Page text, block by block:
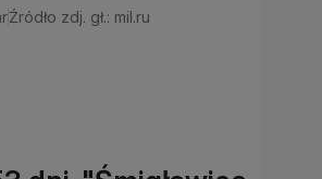
Źródło zdj. gł.: mil.ru